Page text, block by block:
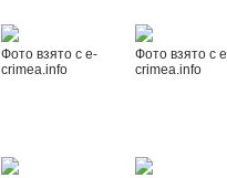
Фото взято с e-
crimea.info
Фото взято с
crimea.info